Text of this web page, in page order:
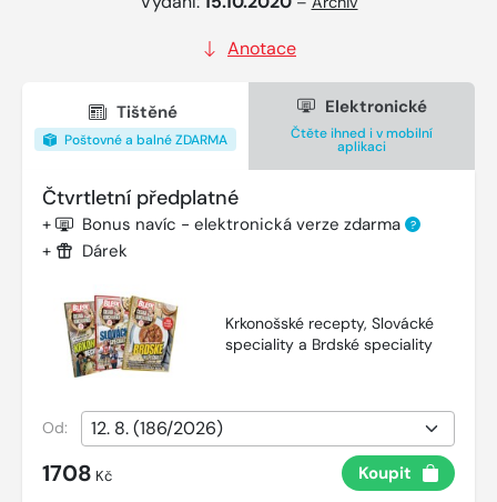
Anotace
Tištěné
Poštovné a balné ZDARMA
Elektronické
Čtěte ihned i v mobilní
aplikaci
Čtvrtletní předplatné
+ Bonus navíc - elektronická verze zdarma ?
+ Dárek
Krkonošské recepty, Slovácké
speciality a Brdské speciality
Od:
1708 Kč Koupit